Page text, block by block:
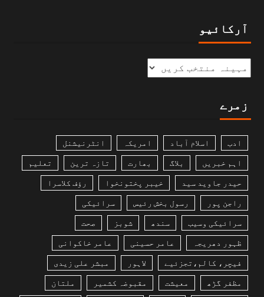
آرکائیو
زمرے
ادب اسلام آباد امریکہ انٹرنیشنل
اہم خبریں بلاگ بھارت تازہ ترین تعلیم
حیدر جاوید سید خیبر پختونخوا رؤف کلاسرا
راجن پور رسول بخش رئیس سرائیکی
سرائیکی وسیب سندھ شوبز صحت
ظہور دھریجہ عامر حسینی عامر خاکوانی
فیچر، کالم،تجزئیے لاہور مبشر علی زیدی
مظفر گڑھ معیشت مقبوضہ کشمیر ملتان